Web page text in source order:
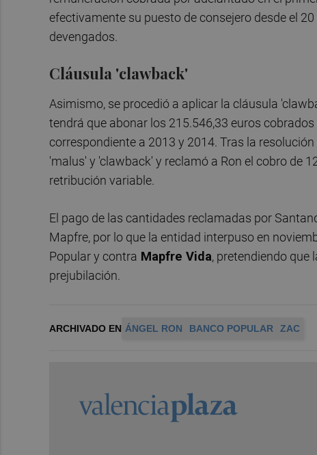
efectivamente su puesto de consejero desde el
devengados.
Cláusula 'clawback'
Asimismo, se procedió a aplicar la cláusula
tendrá que abonar los 215.546,33 euros
correspondiente a 2013 y 2014. Tras la
'malus' y 'clawback' y reclamó a Ron el cobro de
retribución variable.
El pago de las cantidades reclamadas por
Mapfre, por lo que la entidad interpuso en
Popular y contra Mapfre Vida, pretendiendo que
prejubilación.
ARCHIVADO EN ÁNGEL RON BANCO POPULAR ZAC